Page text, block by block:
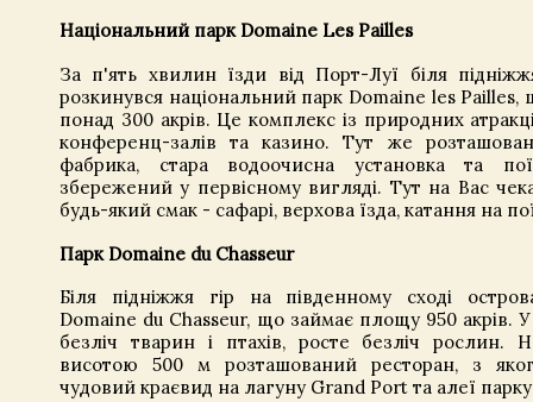
Національний парк Domaine Les Pailles
За п'ять хвилин їзди від Порт-Луї біля
розкинувся національний парк Domaine les
понад 300 акрів. Це комплекс із природних
конференц-залів та казино. Тут же
фабрика, стара водоочисна установка та
збережений у первісному вигляді. Тут на Вас
будь-який смак - сафарі, верхова їзда, катання на
Парк Domaine du Chasseur
Біля підніжжя гір на південному сході
Domaine du Chasseur, що займає площу 950 акрів.
безліч тварин і птахів, росте безліч рослин.
висотою 500 м розташований ресторан, з
чудовий краєвид на лагуну Grand Port та алеї